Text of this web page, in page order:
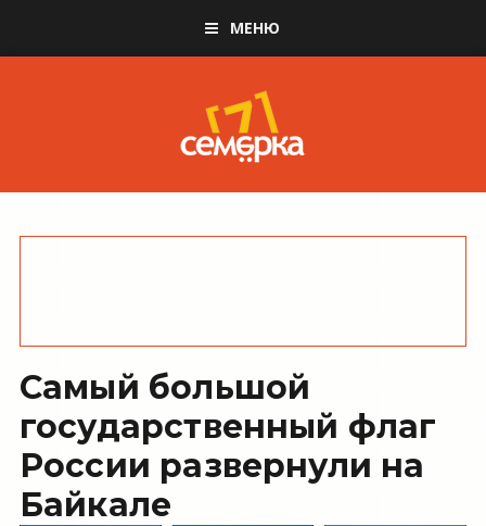
МЕНЮ
Самый большой
государственный флаг
России развернули на
Байкале